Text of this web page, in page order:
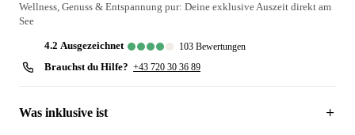
Wellness, Genuss & Entspannung pur: Deine exklusive Auszeit direkt am
See
4.2 ausgezeichnet 103 Bewertungen
Brauchst du Hilfe? +43 720 30 36 89
Was inklusive ist